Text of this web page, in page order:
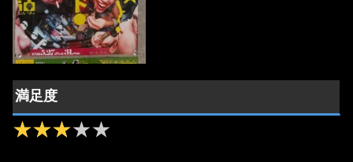
満足度
★★★★★
★★★★★